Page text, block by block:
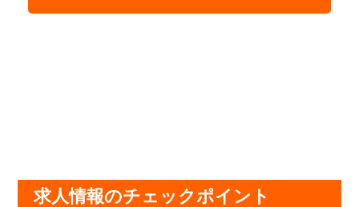
求人情報のチェックポイント